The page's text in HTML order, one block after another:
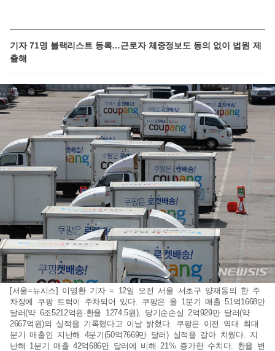
기자 71명 블랙리스트 등록…근로자 체중정보도 동의 없이 법원 제
출해
[서울=뉴시스] 이영환 기자 = 12일 오전 서울 서초구 양재동의 한 주
차장에 쿠팡 트럭이 주차되어 있다. 쿠팡은 올 1분기 매출 51억1668만
달러(약 6조5212억원·환율 1274.5원), 당기순손실 2억929만 달러(약
2667억원)의 실적을 기록했다고 이날 밝혔다. 쿠팡은 이전 역대 최대
분기 매출인 지난해 4분기(50억7669만 달러) 실적을 갈아 치웠다. 지
난해 1분기 매출 42억686만 달러에 비해 21% 증가한 수치다. 환율 변